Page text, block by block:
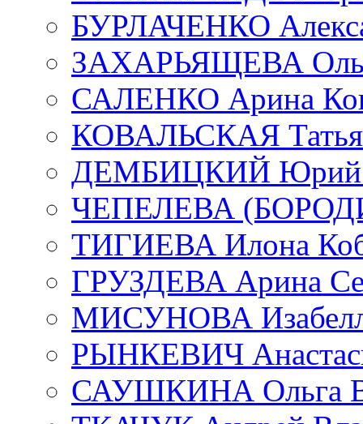
БУРЛАЧЕНКО
ЗАХАРЬЯЩЕВА
САЛЕНКО Арина
КОВАЛЬСКАЯ
ДЕМБИЦКИЙ Юрий
ЧЕПЕЛЕВА
ТИГИЕВА Илона
ГРУЗДЕВА Арина
МИСУНОВА
РЫНКЕВИЧ
САУШКИНА Ольга